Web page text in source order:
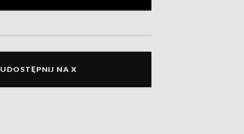
UDOSTĘPNIJ NA X